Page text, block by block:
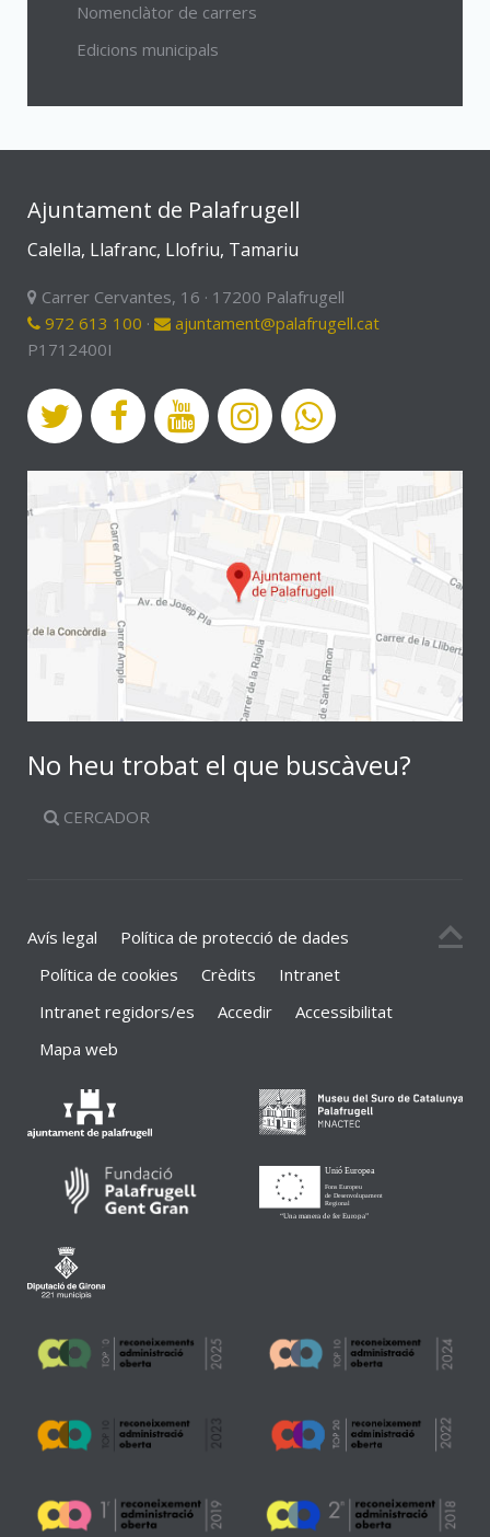
Nomenclàtor de carrers
Edicions municipals
Ajuntament de Palafrugell
Calella, Llafranc, Llofriu, Tamariu
Carrer Cervantes, 16 · 17200 Palafrugell
972 613 100 ·
ajuntament@palafrugell.cat
P1712400I
No heu trobat el que buscàveu?
CERCADOR
Avís legal
Política de protecció de dades
Política de cookies
Crèdits
Intranet
Intranet regidors/es
Accedir
Accessibilitat
Mapa web